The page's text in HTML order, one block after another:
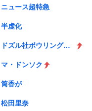
ニュース超特急
半虚化
ドズル社ボウリングエンドラ討伐
マ・ドンソク
筒香が
松田里奈